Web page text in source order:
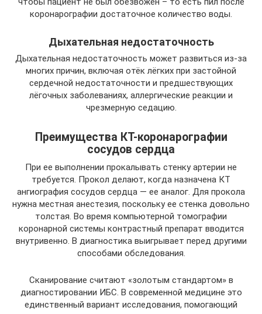
коронарографии достаточное количество воды.
Дыхательная недостаточность
Дыхательная недостаточность может развиться из-за
многих причин, включая отёк лёгких при застойной
сердечной недостаточности и предшествующих
лёгочных заболеваниях, аллергические реакции и
чрезмерную седацию.
Преимущества КТ-коронарографии
сосудов сердца
При ее выполнении прокалывать стенку артерии не
требуется. Прокол делают, когда назначена КТ
ангиография сосудов сердца — ее аналог. Для прокола
нужна местная анестезия, поскольку ее стенка довольно
толстая. Во время компьютерной томографии
коронарной системы контрастный препарат вводится
внутривенно. В диагностика выигрывает перед другими
способами обследования.
Сканирование считают «золотым стандартом» в
диагностировании ИБС. В современной медицине это
единственный вариант исследования, помогающий